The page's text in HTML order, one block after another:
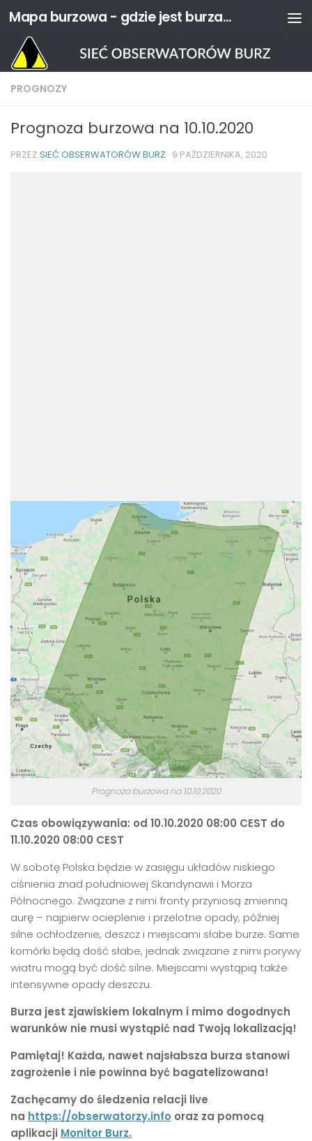
Przejdź do treści Mapa burzowa - gdzie jest burza? | Sieć Obserwatorów Burz
PROGNOZY
Prognoza burzowa na 10.10.2020
PRZEZ SIEĆ OBSERWATORÓW BURZ · 9 PAŹDZIERNIKA, 2020
Prognoza burzowa na 10.10.2020
Czas obowiązywania: od 10.10.2020 08:00 CEST do
11.10.2020 08:00 CEST
W sobotę Polska będzie w zasięgu układów niskiego
ciśnienia znad południowej Skandynawii i Morza
Północnego. Związane z nimi fronty przyniosą zmienną
aurę – najpierw ocieplenie i przelotne opady, później
silne ochłodzenie, deszcz i miejscami słabe burze. Same
komórki będą dość słabe, jednak związane z nimi porywy
wiatru mogą być dość silne. Miejscami wystąpią także
intensywne opady deszczu.
Burza jest zjawiskiem lokalnym i mimo dogodnych
warunków nie musi wystąpić nad Twoją lokalizacją!
Pamiętaj! Każda, nawet najsłabsza burza stanowi
zagrożenie i nie powinna być bagatelizowana!
Zachęcamy do śledzenia relacji live
na https://obserwatorzy.info oraz za pomocą
aplikacji Monitor Burz.